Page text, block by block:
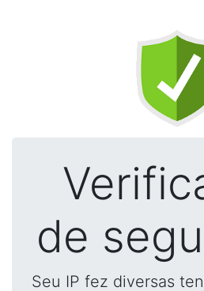
de
Seu IP fez diversas